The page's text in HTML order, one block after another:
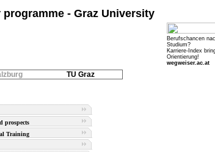
- Graz University
TU Graz
prospects
Training
Berufschancen
Studium?
Karriere-Index
Orientierung!
wegweiser.ac.at